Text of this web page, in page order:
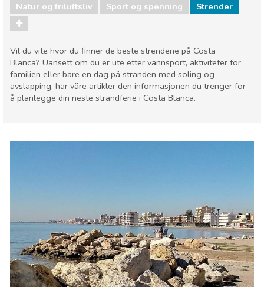
Natur og friluftsliv
Sport og spenning Strender
Vil du vite hvor du finner de beste strendene på Costa
Blanca? Uansett om du er ute etter vannsport, aktiviteter for
familien eller bare en dag på stranden med soling og
avslapping, har våre artikler den informasjonen du trenger for
å planlegge din neste strandferie i Costa Blanca.
Strender